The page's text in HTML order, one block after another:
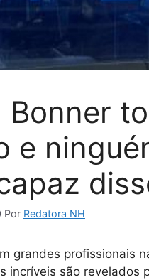
Bonner
e
Por Redatora NH
grandes profissionais
incríveis são revelados